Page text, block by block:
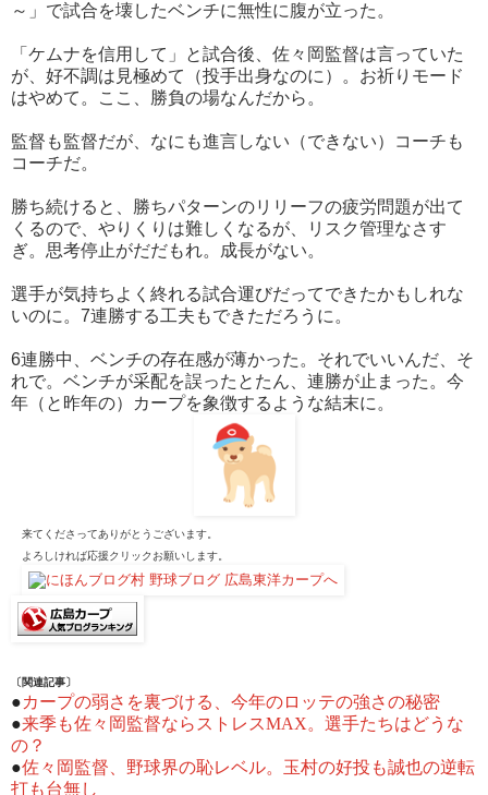
～」で試合を壊したベンチに無性に腹が立った。
「ケムナを信用して」と試合後、佐々岡監督は言っていた
が、好不調は見極めて（投手出身なのに）。お祈りモード
はやめて。ここ、勝負の場なんだから。
監督も監督だが、なにも進言しない（できない）コーチも
コーチだ。
勝ち続けると、勝ちパターンのリリーフの疲労問題が出て
くるので、やりくりは難しくなるが、リスク管理なさす
ぎ。思考停止がだだもれ。成長がない。
選手が気持ちよく終れる試合運びだってできたかもしれな
いのに。7連勝する工夫もできただろうに。
6連勝中、ベンチの存在感が薄かった。それでいいんだ、そ
れで。ベンチが采配を誤ったとたん、連勝が止まった。今
年（と昨年の）カープを象徴するような結末に。
来てくださってありがとうございます。
よろしければ応援クリックお願いします。
〔関連記事〕
●カープの弱さを裏づける、今年のロッテの強さの秘密
●来季も佐々岡監督ならストレスMAX。選手たちはどうな
の？
●佐々岡監督、野球界の恥レベル。玉村の好投も誠也の逆転
打も台無し